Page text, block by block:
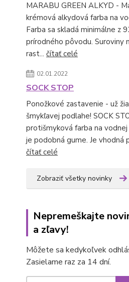
MARABU GREEN ALKYD -
krémová alkydová farba na
Farba sa skladá minimálne z
prírodného pôvodu. Suroviny
rast... čítať celé
02.01.2022
SOCK STOP
Ponožkové zastavenie - už
šmykľavej podlahe! SOCK
protišmyková farba na
je podobná gume. Je vhodná
čítať celé
Zobraziť všetky novinky
Nepremeškajte
a zľavy!
Môžete sa kedykoľvek
Zasielame raz za 14 dní.